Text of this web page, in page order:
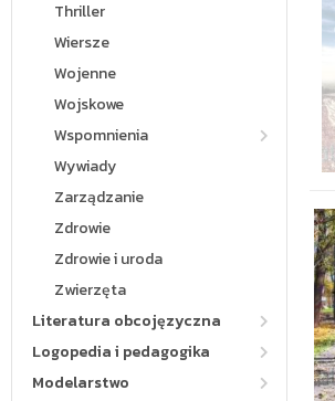
Thriller
Wiersze
Wojenne
Wojskowe
Wspomnienia
Wywiady
Zarządzanie
Zdrowie
Zdrowie i uroda
Zwierzęta
Literatura obcojęzyczna
Logopedia i pedagogika
Modelarstwo